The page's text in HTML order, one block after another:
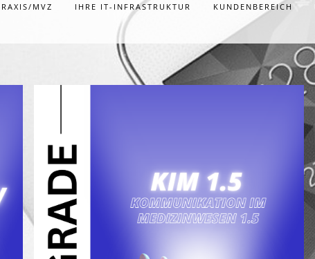
MVZ IHRE IT-INFRASTRUKTUR KUNDENBEREICH